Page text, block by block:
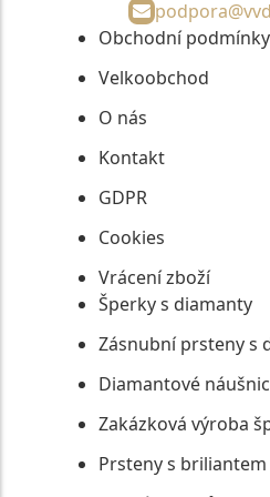
Obchodní podmínky
Velkoobchod
O nás
Kontakt
GDPR
Cookies
Vrácení zboží
Šperky s diamanty
Zásnubní prsteny s
Diamantové
Zakázková výroba
Prsteny s briliantem